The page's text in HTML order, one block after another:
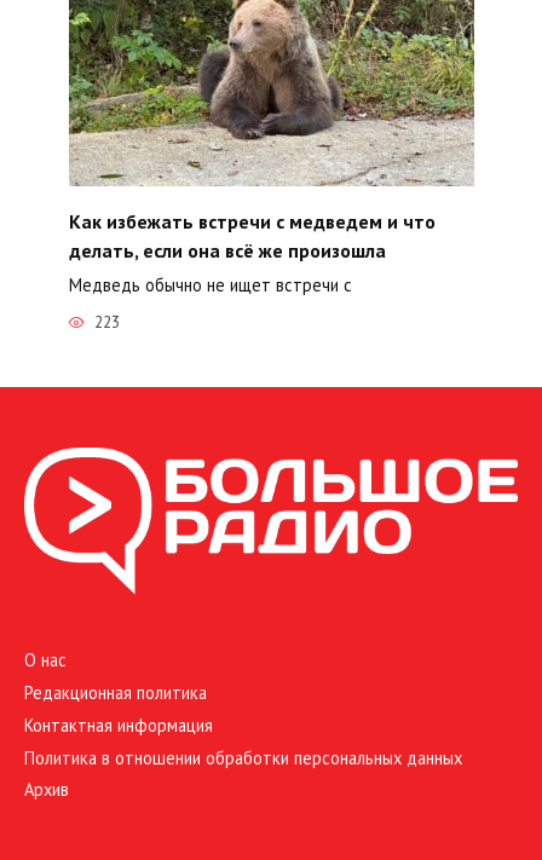
Как избежать встречи с медведем и что
делать, если она всё же произошла
Медведь обычно не ищет встречи с
223
О нас
Редакционная политика
Контактная информация
Политика в отношении обработки персональных данных
Архив